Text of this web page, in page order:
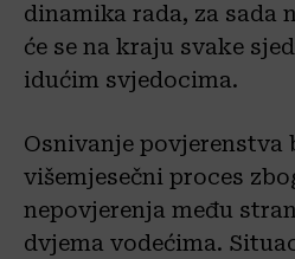
dinamika rada, za sada
će se na kraju svake
idućim svjedocima.
Osnivanje povjerenstva
višemjesečni proces
nepovjerenja među
dvjema vodećima.